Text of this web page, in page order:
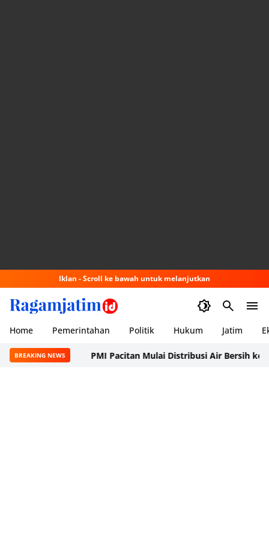
Iklan - Scroll ke bawah untuk melanjutkan
Home Pemerintahan Politik Hukum Jatim
BREAKING NEWSPMI Pacitan Mulai Distribusi Air Bersih ke Dusun